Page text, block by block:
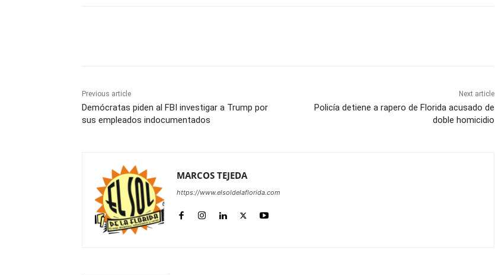
Previous article
Demócratas piden al FBI investigar a Trump por
sus empleados indocumentados
Next article
Policía detiene a rapero de Florida acusado de
doble homicidio
MARCOS TEJEDA
https://www.elsoldelaflorida.com